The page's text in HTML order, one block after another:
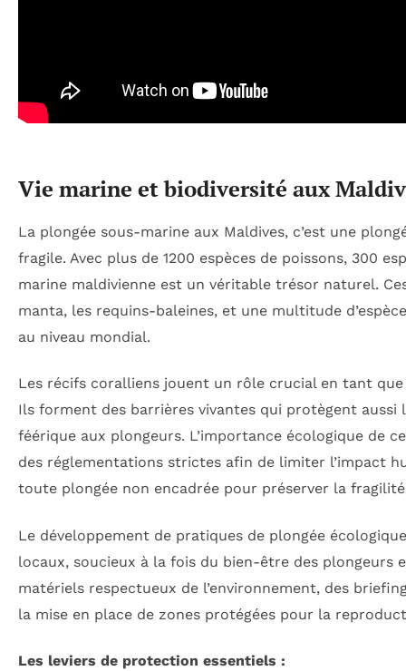
Vie marine et biodiversité aux
La plongée sous-marine aux Maldives, c’est une
fragile. Avec plus de 1200 espèces de poissons, 300
marine maldivienne est un véritable trésor naturel.
manta, les requins-baleines, et une multitude
au niveau mondial.
Les récifs coralliens jouent un rôle crucial en tant
Ils forment des barrières vivantes qui protègent
féérique aux plongeurs. L’importance écologique de
des réglementations strictes afin de limiter l’impact
toute plongée non encadrée pour préserver la
Le développement de pratiques de plongée
locaux, soucieux à la fois du bien-être des plongeurs
matériels respectueux de l’environnement, des
la mise en place de zones protégées pour la
Les leviers de protection essentiels :